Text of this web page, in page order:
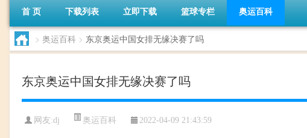
首 页 下载列表 立即下载 篮球专栏 奥运百科
> 奥运百科 > 东京奥运中国女排无缘决赛了吗
东京奥运中国女排无缘决赛了吗
网友:dj 奥运百科 2022-04-09 21:43:59